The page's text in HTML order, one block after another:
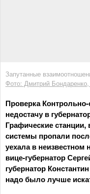
Запутанные
Фото: Дмитрий
Проверка
недостачу в
Графические
системы пропали
уехала в неизвестном
вице-губернатор
губернатор
надо было лучше